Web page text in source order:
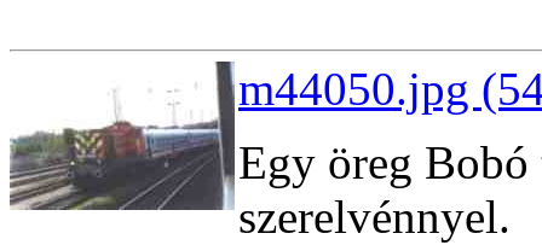
m44050.jpg
Egy öreg
szerelvénnyel.